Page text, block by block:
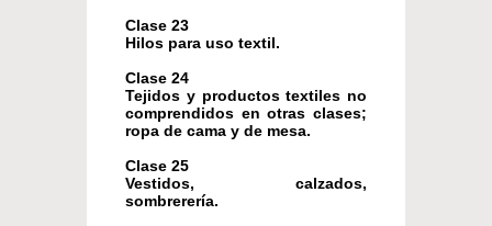
Clase 23
Hilos para uso textil.
Clase 24
Tejidos y productos textiles no
comprendidos en otras clases;
ropa de cama y de mesa.
Clase 25
Vestidos, calzados,
sombrerería.